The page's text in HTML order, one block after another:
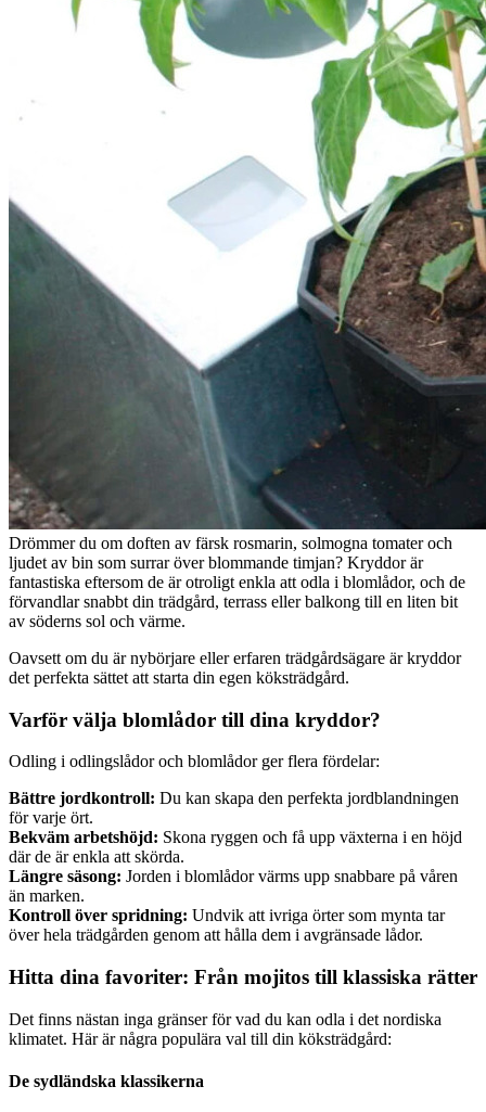
Drömmer du om doften av färsk rosmarin, solmogna tomater och
ljudet av bin som surrar över blommande timjan? Kryddor är
fantastiska eftersom de är otroligt enkla att odla i blomlådor, och de
förvandlar snabbt din trädgård, terrass eller balkong till en liten bit
av söderns sol och värme.
Oavsett om du är nybörjare eller erfaren trädgårdsägare är kryddor
det perfekta sättet att starta din egen köksträdgård.
Varför välja blomlådor till dina kryddor?
Odling i odlingslådor och blomlådor ger flera fördelar:
Bättre jordkontroll: Du kan skapa den perfekta jordblandningen
för varje ört.
Bekväm arbetshöjd: Skona ryggen och få upp växterna i en höjd
där de är enkla att skörda.
Längre säsong: Jorden i blomlådor värms upp snabbare på våren
än marken.
Kontroll över spridning: Undvik att ivriga örter som mynta tar
över hela trädgården genom att hålla dem i avgränsade lådor.
Hitta dina favoriter: Från mojitos till klassiska rätter
Det finns nästan inga gränser för vad du kan odla i det nordiska
klimatet. Här är några populära val till din köksträdgård:
De sydländska klassikerna